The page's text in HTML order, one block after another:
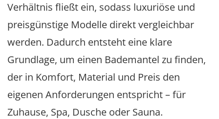
Verhältnis fließt ein, sodass luxuriöse und
preisgünstige Modelle direkt vergleichbar
werden. Dadurch entsteht eine klare
Grundlage, um einen Bademantel zu finden,
der in Komfort, Material und Preis den
eigenen Anforderungen entspricht – für
Zuhause, Spa, Dusche oder Sauna.